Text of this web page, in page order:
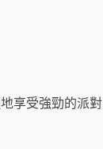
享受強勁的派對